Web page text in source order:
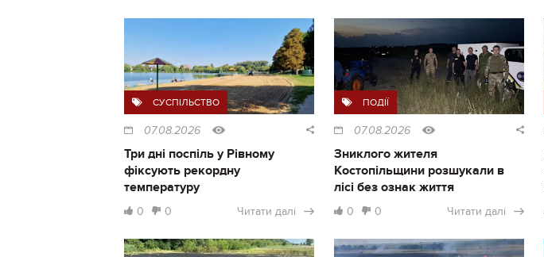
СУСПІЛЬСТВО
07.08.2026
Три дні поспіль у Рівному
фіксують рекордну
температуру
0 0 Читати далі
ПОДІЇ
07.08.2026
Зниклого жителя
Костопільщини розшукали в
лісі без ознак життя
0 0 Читати далі